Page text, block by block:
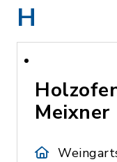
H
Meixner